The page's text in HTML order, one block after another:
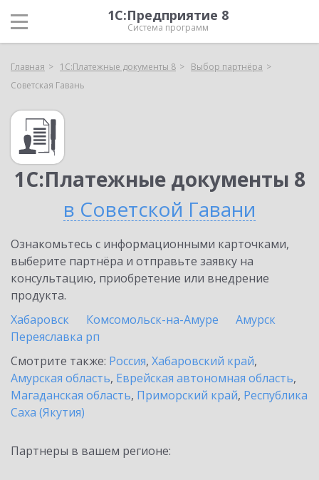
1С:Предприятие 8
Система программ
Главная 1С:Платежные документы 8
Выбор партнёра
Советская Гавань
1С:Платежные документы 8
в Советской Гавани
Ознакомьтесь с информационными карточками,
выберите партнёра и отправьте заявку на
консультацию, приобретение или внедрение
продукта.
Хабаровск
Комсомольск-на-Амуре
Амурск
Переяславка рп
Смотрите также: Россия, Хабаровский край,
Амурская область, Еврейская автономная область,
Магаданская область, Приморский край, Республика
Саха (Якутия)
Партнеры в вашем регионе: